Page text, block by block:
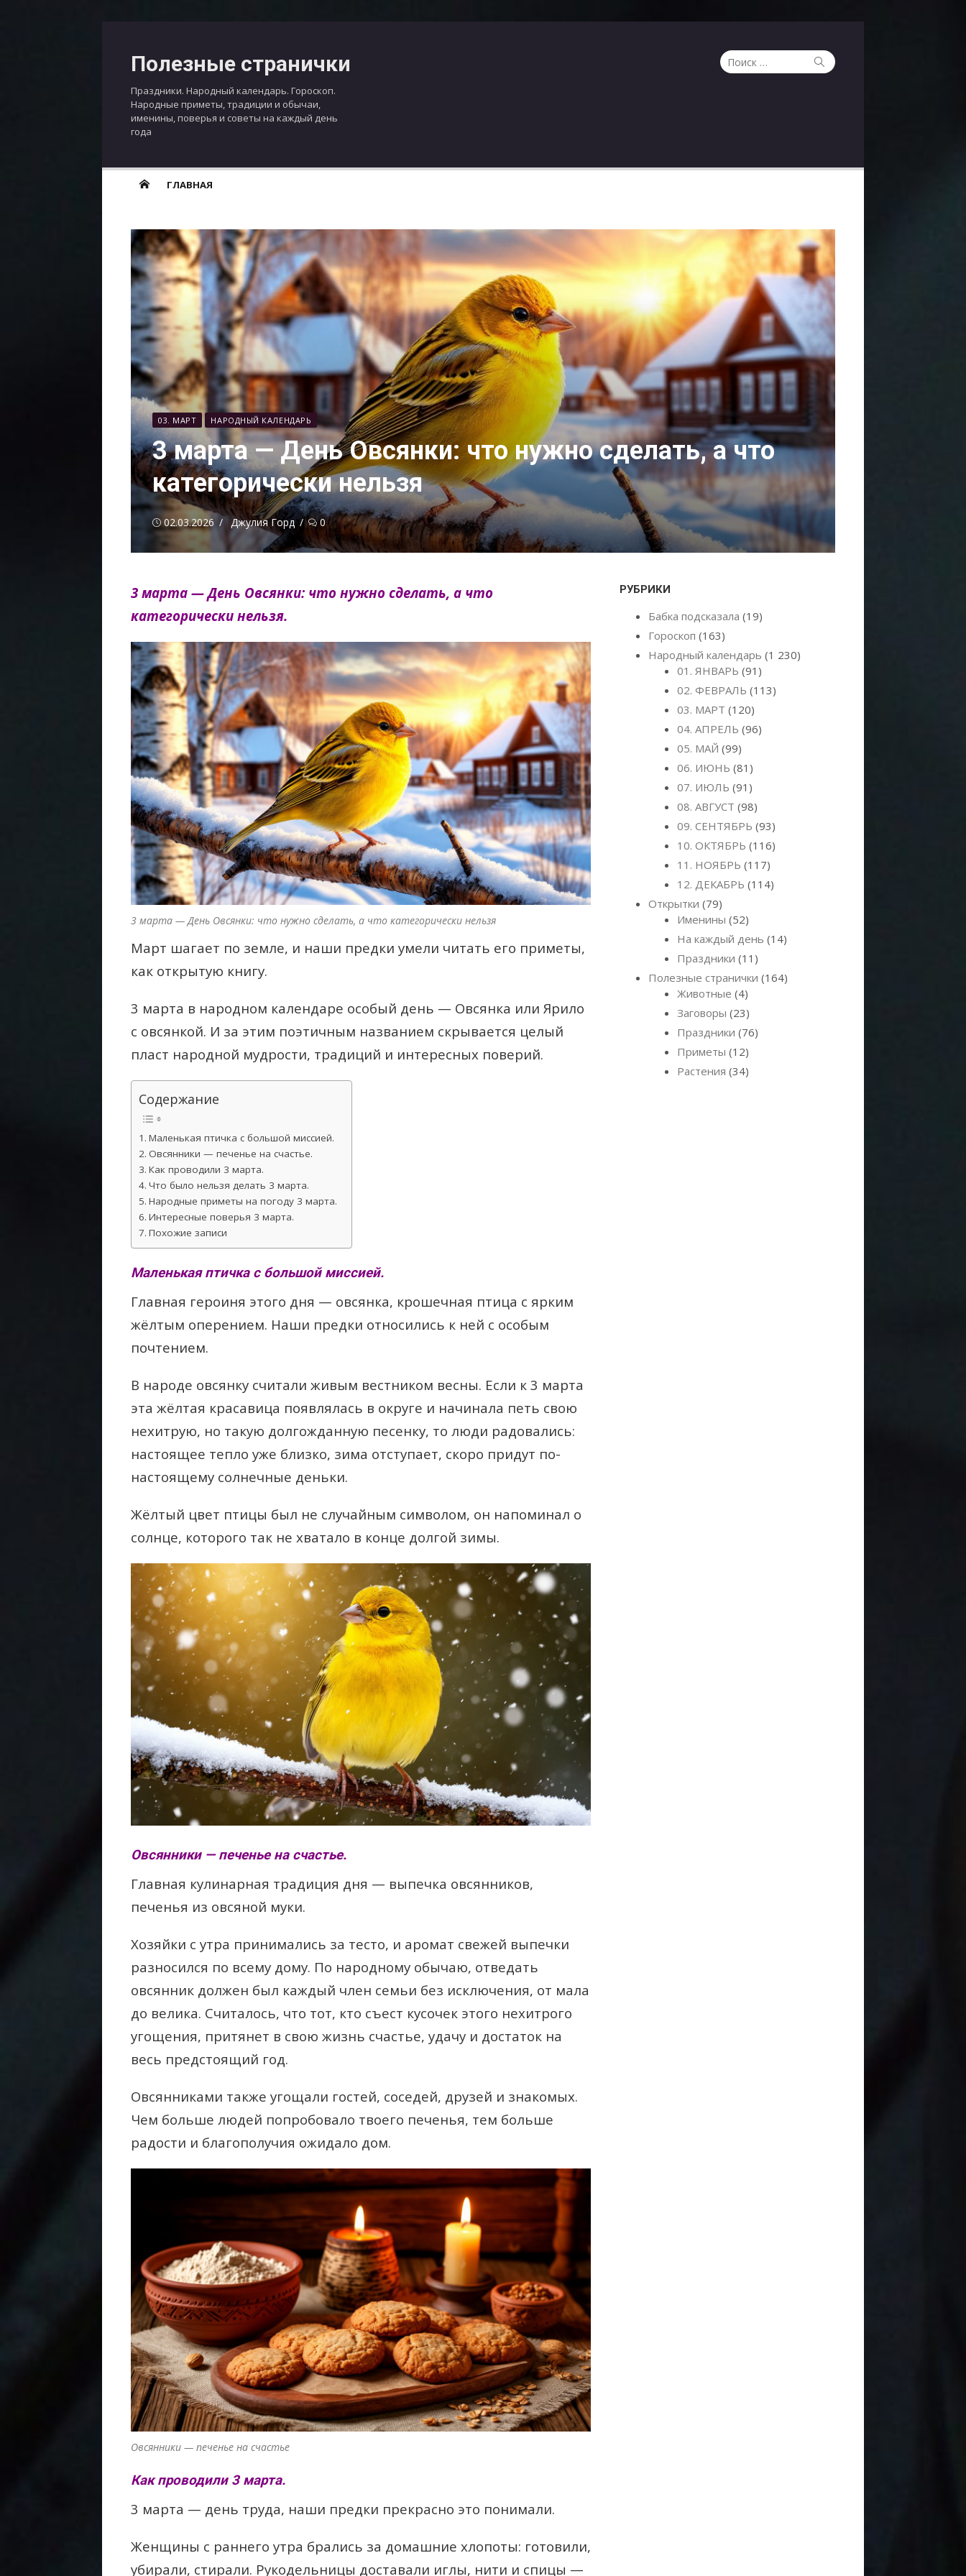
Полезные странички
Праздники. Народный календарь. Гороскоп.
Народные приметы, традиции и обычаи,
именины, поверья и советы на каждый день
года
Поиск
по:
Поиск
ГЛАВНАЯ
03. МАРТ НАРОДНЫЙ КАЛЕНДАРЬ
3 марта — День Овсянки: что нужно сделать, а что
категорически нельзя
Опубликовано
02.03.2026 Автор
Джулия Горд 0
3 марта — День Овсянки: что нужно сделать, а что
категорически нельзя.
3 марта — День Овсянки: что нужно сделать, а что категорически нельзя
Март шагает по земле, и наши предки умели читать его приметы,
как открытую книгу.
3 марта в народном календаре особый день — Овсянка или Ярило
с овсянкой. И за этим поэтичным названием скрывается целый
пласт народной мудрости, традиций и интересных поверий.
Содержание
Маленькая птичка с большой миссией.
Овсянники — печенье на счастье.
Как проводили 3 марта.
Что было нельзя делать 3 марта.
Народные приметы на погоду 3 марта.
Интересные поверья 3 марта.
Похожие записи
Маленькая птичка с большой миссией.
Главная героиня этого дня — овсянка, крошечная птица с ярким
жёлтым оперением. Наши предки относились к ней с особым
почтением.
В народе овсянку считали живым вестником весны. Если к 3 марта
эта жёлтая красавица появлялась в округе и начинала петь свою
нехитрую, но такую долгожданную песенку, то люди радовались:
настоящее тепло уже близко, зима отступает, скоро придут по-
настоящему солнечные деньки.
Жёлтый цвет птицы был не случайным символом, он напоминал о
солнце, которого так не хватало в конце долгой зимы.
Овсянники — печенье на счастье.
Главная кулинарная традиция дня — выпечка овсянников,
печенья из овсяной муки.
Хозяйки с утра принимались за тесто, и аромат свежей выпечки
разносился по всему дому. По народному обычаю, отведать
овсянник должен был каждый член семьи без исключения, от мала
до велика. Считалось, что тот, кто съест кусочек этого нехитрого
угощения, притянет в свою жизнь счастье, удачу и достаток на
весь предстоящий год.
Овсянниками также угощали гостей, соседей, друзей и знакомых.
Чем больше людей попробовало твоего печенья, тем больше
радости и благополучия ожидало дом.
Овсянники — печенье на счастье
Как проводили 3 марта.
3 марта — день труда, наши предки прекрасно это понимали.
Женщины с раннего утра брались за домашние хлопоты: готовили,
убирали, стирали. Рукодельницы доставали иглы, нити и спицы —
РУБРИКИ
Бабка подсказала (19)
Гороскоп (163)
Народный календарь (1 230)
01. ЯНВАРЬ (91)
02. ФЕВРАЛЬ (113)
03. МАРТ (120)
04. АПРЕЛЬ (96)
05. МАЙ (99)
06. ИЮНЬ (81)
07. ИЮЛЬ (91)
08. АВГУСТ (98)
09. СЕНТЯБРЬ (93)
10. ОКТЯБРЬ (116)
11. НОЯБРЬ (117)
12. ДЕКАБРЬ (114)
Открытки (79)
Именины (52)
На каждый день (14)
Праздники (11)
Полезные странички (164)
Животные (4)
Заговоры (23)
Праздники (76)
Приметы (12)
Растения (34)